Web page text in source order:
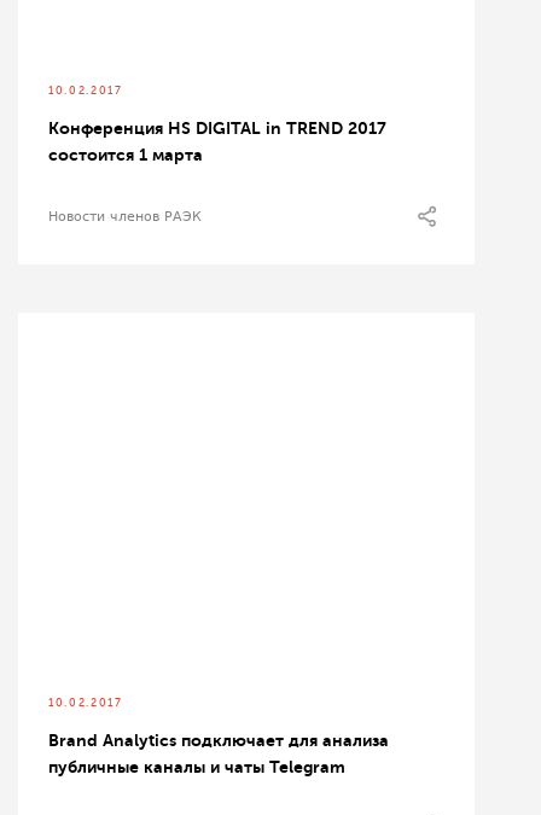
10.02.2017
Конференция HS DIGITAL in TREND 2017
состоится 1 марта
Новости членов РАЭК
10.02.2017
Brand Analytics подключает для анализа
публичные каналы и чаты Telegram